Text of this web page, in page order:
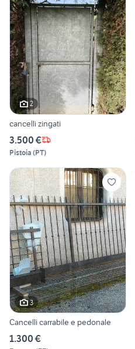
2
cancelli zingati
3.500 €
Pistoia (PT)
3
Cancelli carrabile e pedonale
1.300 €